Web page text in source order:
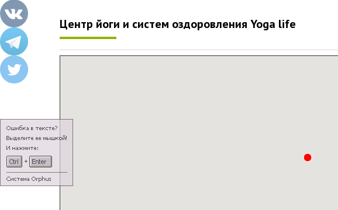
Центр йоги и систем оздоровления Yoga life